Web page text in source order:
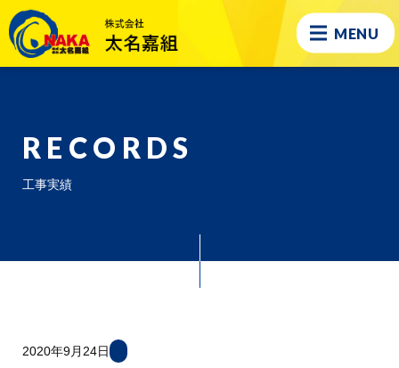
MENU
RECORDS
工事実績
2020年9月24日